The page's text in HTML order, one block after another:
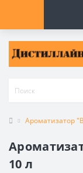
Ароматизатор
10 л